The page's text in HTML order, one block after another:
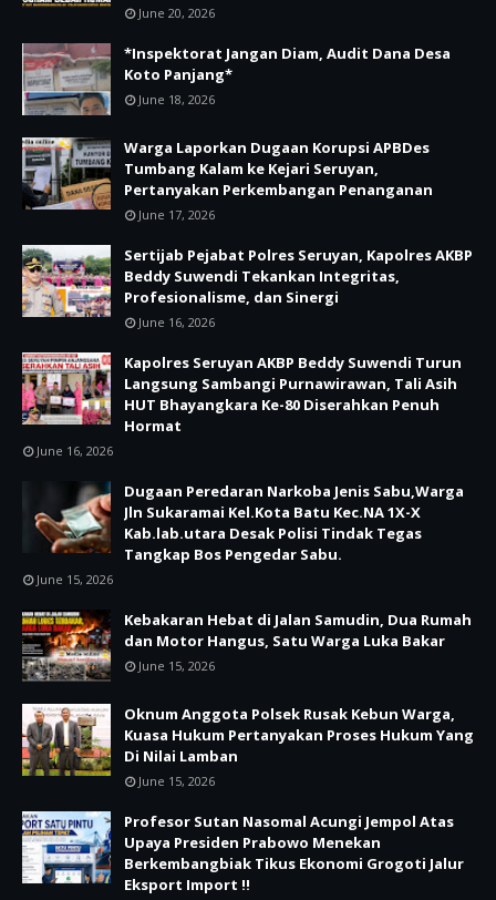
June 20, 2026
*Inspektorat Jangan Diam, Audit Dana Desa
Koto Panjang*
June 18, 2026
Warga Laporkan Dugaan Korupsi APBDes
Tumbang Kalam ke Kejari Seruyan,
Pertanyakan Perkembangan Penanganan
June 17, 2026
Sertijab Pejabat Polres Seruyan, Kapolres AKBP
Beddy Suwendi Tekankan Integritas,
Profesionalisme, dan Sinergi
June 16, 2026
Kapolres Seruyan AKBP Beddy Suwendi Turun
Langsung Sambangi Purnawirawan, Tali Asih
HUT Bhayangkara Ke-80 Diserahkan Penuh
Hormat
June 16, 2026
Dugaan Peredaran Narkoba Jenis Sabu,Warga
Jln Sukaramai Kel.Kota Batu Kec.NA 1X-X
Kab.lab.utara Desak Polisi Tindak Tegas
Tangkap Bos Pengedar Sabu.
June 15, 2026
Kebakaran Hebat di Jalan Samudin, Dua Rumah
dan Motor Hangus, Satu Warga Luka Bakar
June 15, 2026
Oknum Anggota Polsek Rusak Kebun Warga,
Kuasa Hukum Pertanyakan Proses Hukum Yang
Di Nilai Lamban
June 15, 2026
Profesor Sutan Nasomal Acungi Jempol Atas
Upaya Presiden Prabowo Menekan
Berkembangbiak Tikus Ekonomi Grogoti Jalur
Eksport Import !!